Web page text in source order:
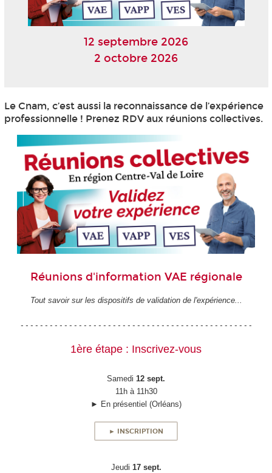
12 septembre 2026
2 octobre 2026
Le Cnam, c’est aussi la reconnaissance de l’expérience
professionnelle ! Prenez RDV aux réunions collectives.
Réunions d'information VAE régionale
Tout savoir sur les dispositifs de validation de l'expérience...
- - - - - - - - - - - - - - - - - - - - - - - - - - - - - - - - - - - - - - - - - - - - - - - -
1ère étape : Inscrivez-vous
Samedi 12 sept.
11h à 11h30
► En présentiel (Orléans)
► INSCRIPTION
Jeudi 17 sept.